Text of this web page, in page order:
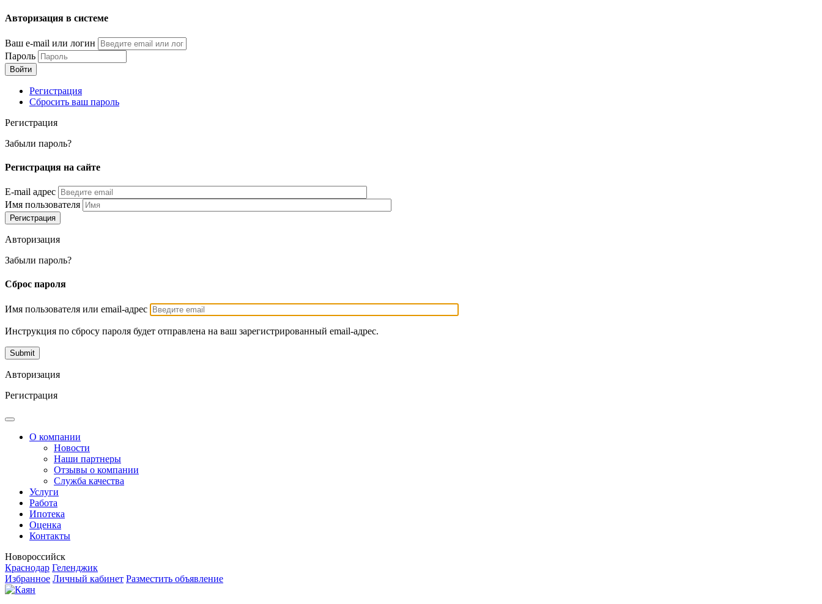
Перейти
основному
содержанию
Авторизация в системе
Ваш e-mail или логин
Пароль
Регистрация
Сбросить ваш пароль
Регистрация
Забыли пароль?
Регистрация на сайте
E-mail адрес
Имя пользователя
Авторизация
Забыли пароль?
Сброс пароля
Имя пользователя или email-адрес
Инструкция по сбросу пароля будет отправлена на ваш зарегистрированный email-адрес.
Авторизация
Регистрация
О компании
Новости
Наши партнеры
Отзывы о компании
Служба качества
Услуги
Работа
Ипотека
Оценка
Контакты
Новороссийск
Краснодар Геленджик
Избранное Личный кабинет Разместить объявление